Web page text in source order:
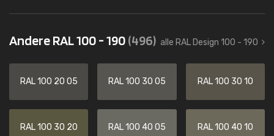
Andere RAL 100 - 190(496) alle RAL Design 100 - 190
RAL 100 20 05 RAL 100 30 05 RAL 100 30 10
RAL 100 30 20 RAL 100 40 05 RAL 100 40 10